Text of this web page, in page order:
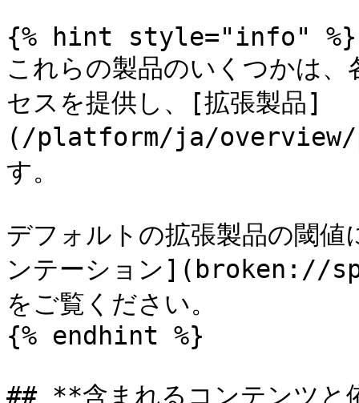
{% hint style="info" %}
これらの製品のいくつかは
セスを提供し、[拡張製品]
(/platform/ja/overview/
す。
デフォルトの拡張製品の閾
ンテーション](broken://
をご覧ください。
{% endhint %}
## **含まれるコンテンツ